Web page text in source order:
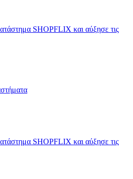
SHOPFLIX και αύξησε τις
SHOPFLIX και αύξησε τις